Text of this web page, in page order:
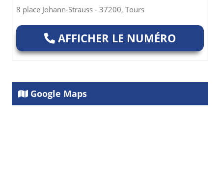
8 place Johann-Strauss - 37200, Tours
AFFICHER LE NUMÉRO
Google Maps